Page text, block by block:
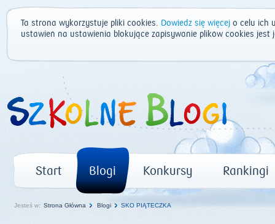
Ta strona wykorzystuje pliki cookies. Dowiedz się więcej o celu ich
ustawień na ustawienia blokujące zapisywanie plików cookies
Start Blogi Konkursy Rankingi
Jesteś w: Strona Główna Blogi SKO PIĄTECZKA